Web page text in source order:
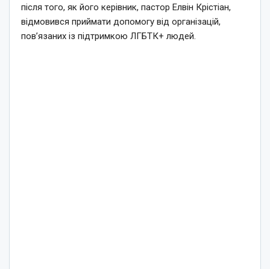
після того, як його керівник, пастор Елвін Крістіан,
відмовився приймати допомогу від організацій,
пов’язаних із підтримкою ЛГБТК+ людей.